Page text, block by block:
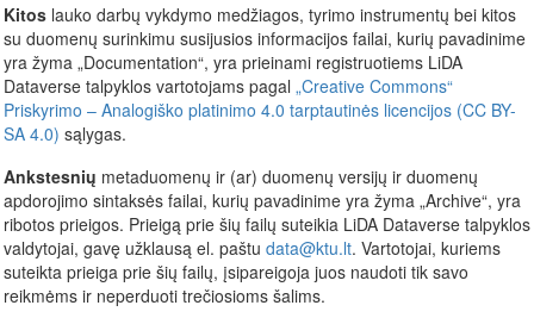
Kitoslauko darbų vykdymo medžiagos, tyrimo instrumentų bei kitos
su duomenų surinkimu susijusios informacijos failai, kurių pavadinime
yra žyma „Documentation“, yra prieinami registruotiems LiDA
Dataverse talpyklos vartotojams pagal „Creative Commons“
Priskyrimo – Analogiško platinimo 4.0 tarptautinės licencijos (CC BY-
SA 4.0) sąlygas.
Ankstesnių metaduomenų ir (ar) duomenų versijų ir duomenų
apdorojimo sintaksės failai, kurių pavadinime yra žyma „Archive“, yra
ribotos prieigos. Prieigą prie šių failų suteikia LiDA Dataverse talpyklos
valdytojai, gavę užklausą el. paštu data@ktu.lt. Vartotojai, kuriems
suteikta prieiga prie šių failų, įsipareigoja juos naudoti tik savo
reikmėms ir neperduoti trečiosioms šalims.